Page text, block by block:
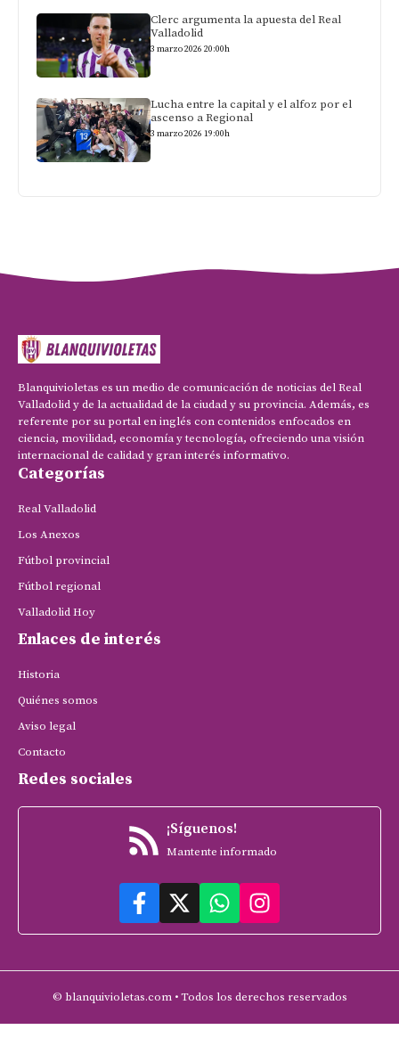
Clerc argumenta la apuesta del Real
Valladolid
3 marzo 2026 20:00h
Lucha entre la capital y el alfoz por el
ascenso a Regional
3 marzo 2026 19:00h
Blanquivioletas es un medio de comunicación de noticias del Real
Valladolid y de la actualidad de la ciudad y su provincia. Además, es
referente por su portal en inglés con contenidos enfocados en
ciencia, movilidad, economía y tecnología, ofreciendo una visión
internacional de calidad y gran interés informativo.
Categorías
Real Valladolid
Los Anexos
Fútbol provincial
Fútbol regional
Valladolid Hoy
Enlaces de interés
Historia
Quiénes somos
Aviso legal
Contacto
Redes sociales
¡Síguenos!
Mantente informado
© blanquivioletas.com • Todos los derechos reservados